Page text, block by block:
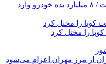
کاسبی خارج‌نشین‌ها با سهمیه اقامت / ۸ میلیارد بده خودرو وارد
را مختل کرد